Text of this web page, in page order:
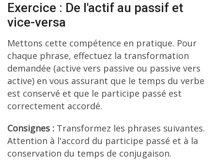
Exercice : De l'actif au passif et
vice-versa
Mettons cette compétence en pratique. Pour
chaque phrase, effectuez la transformation
demandée (active vers passive ou passive vers
active) en vous assurant que le temps du verbe
est conservé et que le participe passé est
correctement accordé.
Consignes : Transformez les phrases suivantes.
Attention à l'accord du participe passé et à la
conservation du temps de conjugaison.